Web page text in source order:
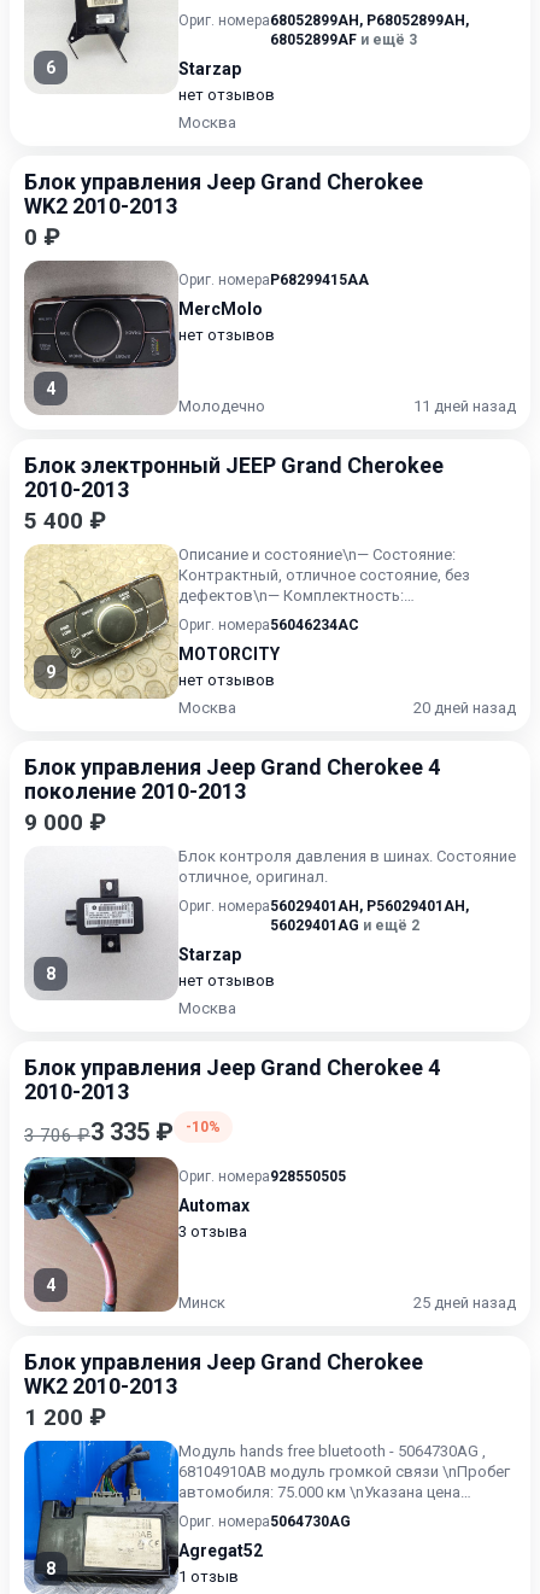
6
Ориг. номера68052899AH , P68052899AH ,
68052899AF и ещё 3
Starzap
нет отзывов
Москва
Блок управления Jeep Grand Cherokee
WK2 2010-2013
0 ₽
4
Ориг. номера P68299415AA
MercMolo
нет отзывов
Молодечно 11 дней назад
Блок электронный JEEP Grand Cherokee
2010-2013
5 400 ₽
9
Описание и состояние\n— Состояние:
Контрактный, отличное состояние, без
дефектов\n— Комплектность:
соответствует фото\n— Особенности:
Оригин...
Ориг. номера56046234AC
MOTORCITY
нет отзывов
Москва
20 дней назад
Блок управления Jeep Grand Cherokee 4
поколение 2010-2013
9 000 ₽
8
Блок контроля давления в шинах. Состояние
отличное, оригинал.
Ориг. номера56029401AH , P56029401AH ,
56029401AG и ещё 2
Starzap
нет отзывов
Москва
Блок управления Jeep Grand Cherokee 4
2010-2013
3 706 ₽3 335 ₽ -10%
4
Ориг. номера928550505
Automax
3 отзыва
Минск 25 дней назад
Блок управления Jeep Grand Cherokee
WK2 2010-2013
1 200 ₽
8
Модуль hands free bluetooth - 5064730AG ,
68104910AB модуль громкой связи \nПробег
автомобиля: 75.000 км \nУказана цена
только ДЛЯ ПОЛЬЗОВАТ...
Ориг. номера5064730AG
Agregat52
1 отзыв